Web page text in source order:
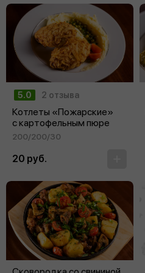
5.0 2 отзыва
Котлеты «Пожарские»
с картофельным пюре
200/200/30
20 руб.